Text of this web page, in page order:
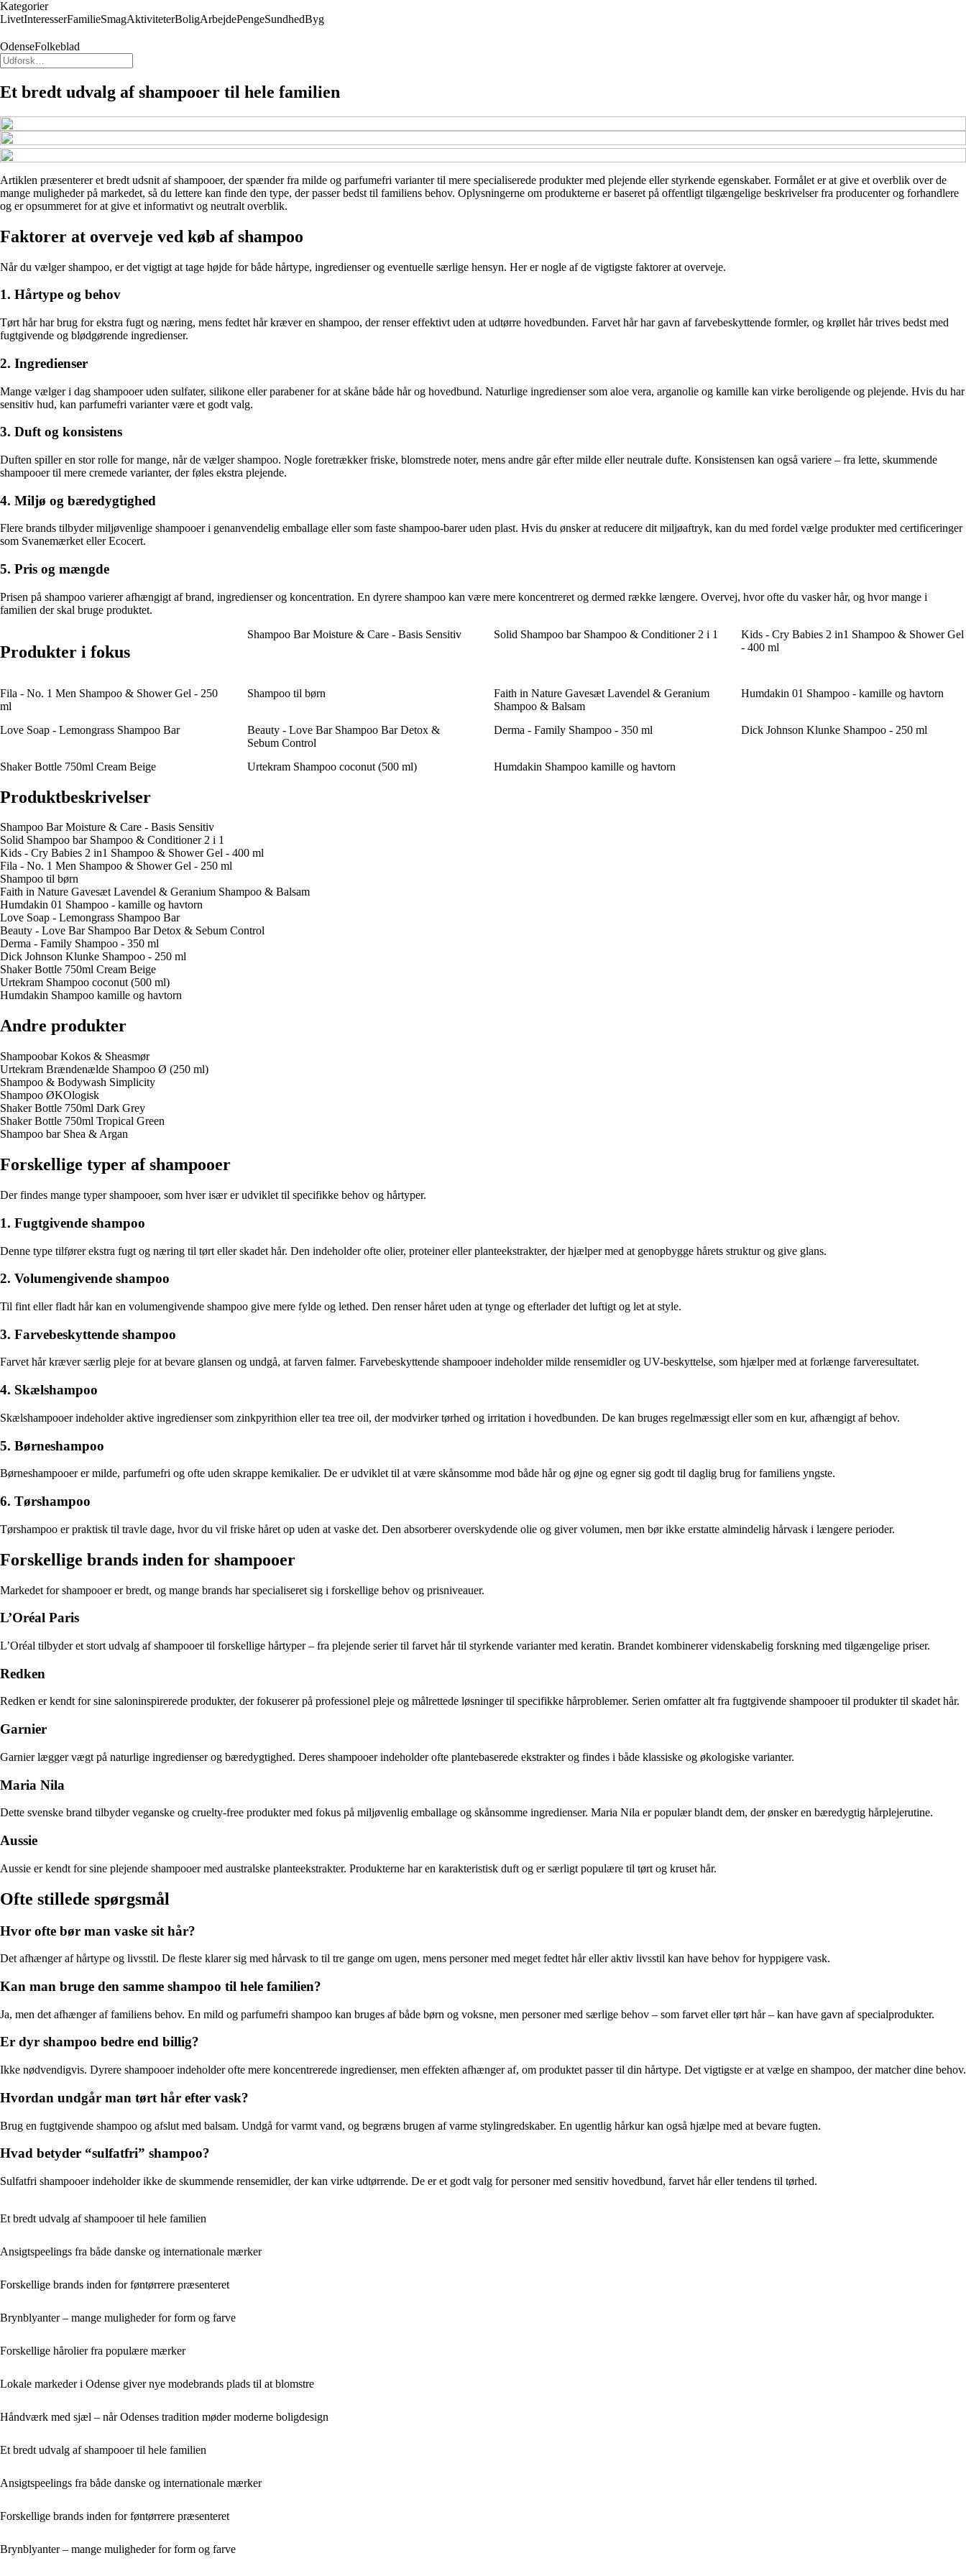
Kategorier
LivetInteresserFamilieSmagAktiviteterBoligArbejdePengeSundhedByg
OdenseFolkeblad
Et bredt udvalg af shampooer til hele familien
Artiklen præsenterer et bredt udsnit af shampooer, der spænder fra milde og parfumefri varianter til mere specialiserede produkter med plejende eller styrkende egenskaber. Formålet er at give et overblik over de
mange muligheder på markedet, så du lettere kan finde den type, der passer bedst til familiens behov. Oplysningerne om produkterne er baseret på offentligt tilgængelige beskrivelser fra producenter og forhandlere
og er opsummeret for at give et informativt og neutralt overblik.
Faktorer at overveje ved køb af shampoo
Når du vælger shampoo, er det vigtigt at tage højde for både hårtype, ingredienser og eventuelle særlige hensyn. Her er nogle af de vigtigste faktorer at overveje.
1. Hårtype og behov
Tørt hår har brug for ekstra fugt og næring, mens fedtet hår kræver en shampoo, der renser effektivt uden at udtørre hovedbunden. Farvet hår har gavn af farvebeskyttende formler, og krøllet hår trives bedst med
fugtgivende og blødgørende ingredienser.
2. Ingredienser
Mange vælger i dag shampooer uden sulfater, silikone eller parabener for at skåne både hår og hovedbund. Naturlige ingredienser som aloe vera, arganolie og kamille kan virke beroligende og plejende. Hvis du har
sensitiv hud, kan parfumefri varianter være et godt valg.
3. Duft og konsistens
Duften spiller en stor rolle for mange, når de vælger shampoo. Nogle foretrækker friske, blomstrede noter, mens andre går efter milde eller neutrale dufte. Konsistensen kan også variere – fra lette, skummende
shampooer til mere cremede varianter, der føles ekstra plejende.
4. Miljø og bæredygtighed
Flere brands tilbyder miljøvenlige shampooer i genanvendelig emballage eller som faste shampoo-barer uden plast. Hvis du ønsker at reducere dit miljøaftryk, kan du med fordel vælge produkter med certificeringer
som Svanemærket eller Ecocert.
5. Pris og mængde
Prisen på shampoo varierer afhængigt af brand, ingredienser og koncentration. En dyrere shampoo kan være mere koncentreret og dermed række længere. Overvej, hvor ofte du vasker hår, og hvor mange i
familien der skal bruge produktet.
Produkter i fokus
Shampoo Bar Moisture & Care - Basis Sensitiv Solid Shampoo bar Shampoo & Conditioner 2 i 1
Kids - Cry Babies 2 in1 Shampoo & Shower Gel
- 400 ml
Fila - No. 1 Men Shampoo & Shower Gel - 250
ml
Shampoo til børn
Faith in Nature Gavesæt Lavendel & Geranium
Shampoo & Balsam
Humdakin 01 Shampoo - kamille og havtorn
Love Soap - Lemongrass Shampoo Bar
Beauty - Love Bar Shampoo Bar Detox &
Sebum Control
Derma - Family Shampoo - 350 ml Dick Johnson Klunke Shampoo - 250 ml
Shaker Bottle 750ml Cream Beige Urtekram Shampoo coconut (500 ml) Humdakin Shampoo kamille og havtorn
Produktbeskrivelser
Shampoo Bar Moisture & Care - Basis Sensitiv
Solid Shampoo bar Shampoo & Conditioner 2 i 1
Kids - Cry Babies 2 in1 Shampoo & Shower Gel - 400 ml
Fila - No. 1 Men Shampoo & Shower Gel - 250 ml
Shampoo til børn
Faith in Nature Gavesæt Lavendel & Geranium Shampoo & Balsam
Humdakin 01 Shampoo - kamille og havtorn
Love Soap - Lemongrass Shampoo Bar
Beauty - Love Bar Shampoo Bar Detox & Sebum Control
Derma - Family Shampoo - 350 ml
Dick Johnson Klunke Shampoo - 250 ml
Shaker Bottle 750ml Cream Beige
Urtekram Shampoo coconut (500 ml)
Humdakin Shampoo kamille og havtorn
Andre produkter
Shampoobar Kokos & Sheasmør
Urtekram Brændenælde Shampoo Ø (250 ml)
Shampoo & Bodywash Simplicity
Shampoo ØKOlogisk
Shaker Bottle 750ml Dark Grey
Shaker Bottle 750ml Tropical Green
Shampoo bar Shea & Argan
Forskellige typer af shampooer
Der findes mange typer shampooer, som hver især er udviklet til specifikke behov og hårtyper.
1. Fugtgivende shampoo
Denne type tilfører ekstra fugt og næring til tørt eller skadet hår. Den indeholder ofte olier, proteiner eller planteekstrakter, der hjælper med at genopbygge hårets struktur og give glans.
2. Volumengivende shampoo
Til fint eller fladt hår kan en volumengivende shampoo give mere fylde og lethed. Den renser håret uden at tynge og efterlader det luftigt og let at style.
3. Farvebeskyttende shampoo
Farvet hår kræver særlig pleje for at bevare glansen og undgå, at farven falmer. Farvebeskyttende shampooer indeholder milde rensemidler og UV-beskyttelse, som hjælper med at forlænge farveresultatet.
4. Skælshampoo
Skælshampooer indeholder aktive ingredienser som zinkpyrithion eller tea tree oil, der modvirker tørhed og irritation i hovedbunden. De kan bruges regelmæssigt eller som en kur, afhængigt af behov.
5. Børneshampoo
Børneshampooer er milde, parfumefri og ofte uden skrappe kemikalier. De er udviklet til at være skånsomme mod både hår og øjne og egner sig godt til daglig brug for familiens yngste.
6. Tørshampoo
Tørshampoo er praktisk til travle dage, hvor du vil friske håret op uden at vaske det. Den absorberer overskydende olie og giver volumen, men bør ikke erstatte almindelig hårvask i længere perioder.
Forskellige brands inden for shampooer
Markedet for shampooer er bredt, og mange brands har specialiseret sig i forskellige behov og prisniveauer.
L’Oréal Paris
L’Oréal tilbyder et stort udvalg af shampooer til forskellige hårtyper – fra plejende serier til farvet hår til styrkende varianter med keratin. Brandet kombinerer videnskabelig forskning med tilgængelige priser.
Redken
Redken er kendt for sine saloninspirerede produkter, der fokuserer på professionel pleje og målrettede løsninger til specifikke hårproblemer. Serien omfatter alt fra fugtgivende shampooer til produkter til skadet hår.
Garnier
Garnier lægger vægt på naturlige ingredienser og bæredygtighed. Deres shampooer indeholder ofte plantebaserede ekstrakter og findes i både klassiske og økologiske varianter.
Maria Nila
Dette svenske brand tilbyder veganske og cruelty-free produkter med fokus på miljøvenlig emballage og skånsomme ingredienser. Maria Nila er populær blandt dem, der ønsker en bæredygtig hårplejerutine.
Aussie
Aussie er kendt for sine plejende shampooer med australske planteekstrakter. Produkterne har en karakteristisk duft og er særligt populære til tørt og kruset hår.
Ofte stillede spørgsmål
Hvor ofte bør man vaske sit hår?
Det afhænger af hårtype og livsstil. De fleste klarer sig med hårvask to til tre gange om ugen, mens personer med meget fedtet hår eller aktiv livsstil kan have behov for hyppigere vask.
Kan man bruge den samme shampoo til hele familien?
Ja, men det afhænger af familiens behov. En mild og parfumefri shampoo kan bruges af både børn og voksne, men personer med særlige behov – som farvet eller tørt hår – kan have gavn af specialprodukter.
Er dyr shampoo bedre end billig?
Ikke nødvendigvis. Dyrere shampooer indeholder ofte mere koncentrerede ingredienser, men effekten afhænger af, om produktet passer til din hårtype. Det vigtigste er at vælge en shampoo, der matcher dine behov.
Hvordan undgår man tørt hår efter vask?
Brug en fugtgivende shampoo og afslut med balsam. Undgå for varmt vand, og begræns brugen af varme stylingredskaber. En ugentlig hårkur kan også hjælpe med at bevare fugten.
Hvad betyder “sulfatfri” shampoo?
Sulfatfri shampooer indeholder ikke de skummende rensemidler, der kan virke udtørrende. De er et godt valg for personer med sensitiv hovedbund, farvet hår eller tendens til tørhed.
Et bredt udvalg af shampooer til hele familien
Ansigtspeelings fra både danske og internationale mærker
Forskellige brands inden for føntørrere præsenteret
Brynblyanter – mange muligheder for form og farve
Forskellige hårolier fra populære mærker
Lokale markeder i Odense giver nye modebrands plads til at blomstre
Håndværk med sjæl – når Odenses tradition møder moderne boligdesign
Et bredt udvalg af shampooer til hele familien
Ansigtspeelings fra både danske og internationale mærker
Forskellige brands inden for føntørrere præsenteret
Brynblyanter – mange muligheder for form og farve